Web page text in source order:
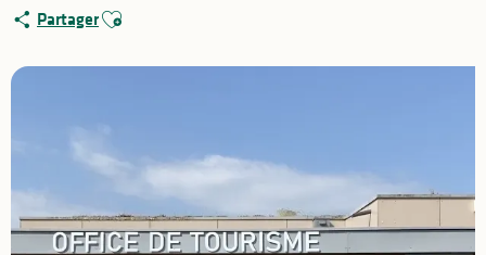
PartagerAjouter aux favoris